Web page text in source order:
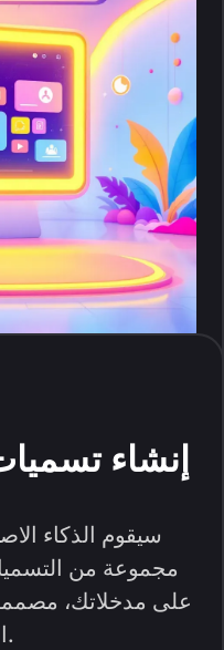
إنشاء
سيقوم الذكاء
مجموعة من
على مدخلاتك،
التفاعل.